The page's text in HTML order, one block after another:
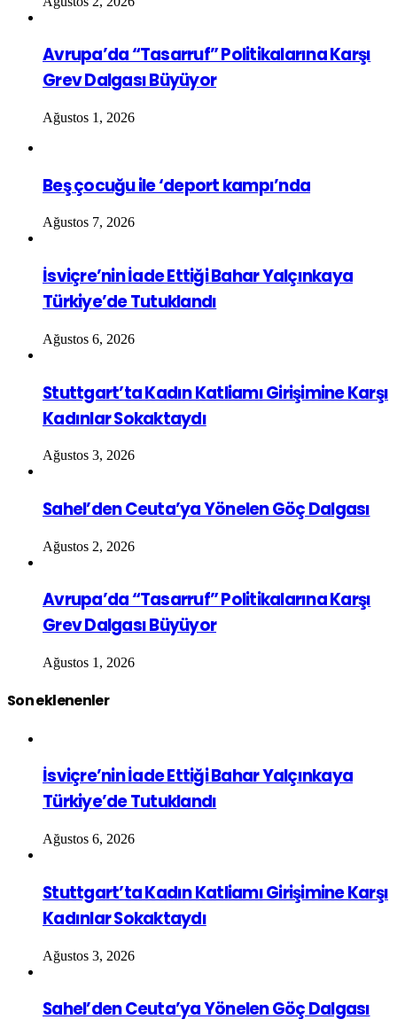
Avrupa’da “Tasarruf” Politikalarına Karşı
Grev Dalgası Büyüyor
Ağustos 1, 2026
Beş çocuğu ile ‘deport kampı’nda
Ağustos 7, 2026
İsviçre’nin İade Ettiği Bahar Yalçınkaya
Türkiye’de Tutuklandı
Ağustos 6, 2026
Stuttgart’ta Kadın Katliamı Girişimine Karşı
Kadınlar Sokaktaydı
Ağustos 3, 2026
Sahel’den Ceuta’ya Yönelen Göç Dalgası
Ağustos 2, 2026
Avrupa’da “Tasarruf” Politikalarına Karşı
Grev Dalgası Büyüyor
Ağustos 1, 2026
Son eklenenler
İsviçre’nin İade Ettiği Bahar Yalçınkaya
Türkiye’de Tutuklandı
Ağustos 6, 2026
Stuttgart’ta Kadın Katliamı Girişimine Karşı
Kadınlar Sokaktaydı
Ağustos 3, 2026
Sahel’den Ceuta’ya Yönelen Göç Dalgası